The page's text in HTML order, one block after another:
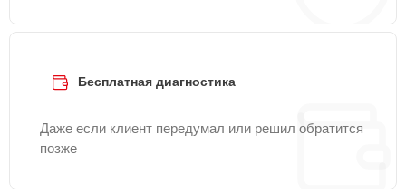
Бесплатная диагностика
Даже если клиент передумал или решил обратится
позже